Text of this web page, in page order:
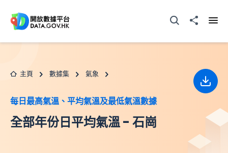
打開搜尋器分享至
主頁 數據集 氣象
每日最高氣溫、平均氣溫及最低氣溫數據
全部年份日平均氣溫 - 石崗
下載